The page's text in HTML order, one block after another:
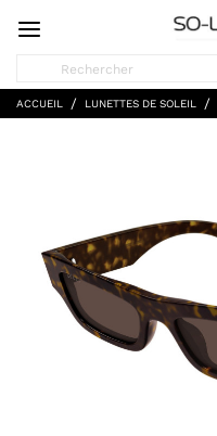
ACCUEIL LUNETTES DE SOLEIL